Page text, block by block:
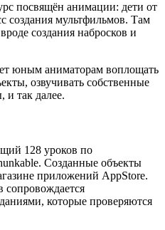
посвящён анимации: дети от
создания мультфильмов. Там
создания набросков и
юным аниматорам воплощать
озвучивать собственные
и так далее.
128 уроков по
Созданные объекты
приложений AppStore.
которые проверяются